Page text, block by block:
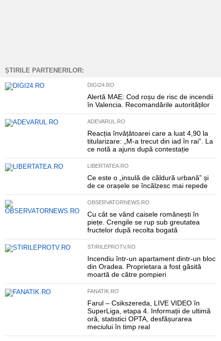
ȘTIRILE PARTENERILOR:
DIGI24.RO
Alertă MAE: Cod roșu de risc de incendii
în Valencia. Recomandările autorităților
ADEVARUL.RO
Reacția învățătoarei care a luat 4,90 la
titularizare: „M-a trecut din iad în rai”. La
ce notă a ajuns după contestație
LIBERTATEA.RO
Ce este o „insulă de căldură urbană” și
de ce orașele se încălzesc mai repede
OBSERVATORNEWS.RO
Cu cât se vând caisele românești în
piețe. Crengile se rup sub greutatea
fructelor după recolta bogată
STIRILEPROTV.RO
Incendiu într-un apartament dintr-un bloc
din Oradea. Proprietara a fost găsită
moartă de către pompieri
FANATIK.RO
Farul – Csikszereda, LIVE VIDEO în
SuperLiga, etapa 4. Informații de ultimă
oră, statistici OPTA, desfășurarea
meciului în timp real